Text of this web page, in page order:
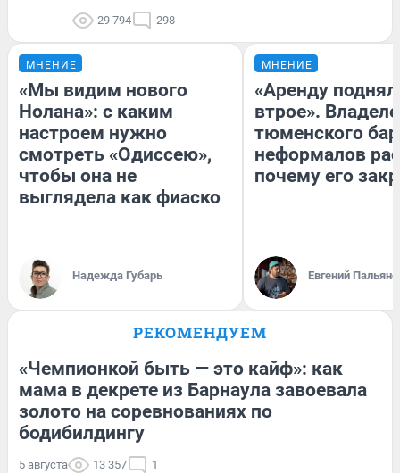
29 794 298
МНЕНИЕ
«Мы видим нового
Нолана»: с каким
настроем нужно
смотреть «Одиссею»,
чтобы она не
выглядела как фиаско
Надежда Губарь
МНЕНИЕ
«Аренду
втрое».
тюменского
неформалов
почему его
Евгений
РЕКОМЕНДУЕМ
«Чемпионкой быть — это кайф»: как
мама в декрете из Барнаула завоевала
золото на соревнованиях по
бодибилдингу
5 августа 13 357 1